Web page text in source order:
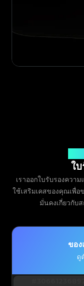
ใ
เราออกใบรับรองควา
ใช้เสริมเคสของคุณเพื่อ
มั่นคงเกี่ยวกับ
ของ
ดู